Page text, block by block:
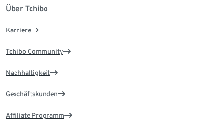
Über Tchibo
Karriere
Tchibo Community
Nachhaltigkeit
Geschäftskunden
Affiliate Programm